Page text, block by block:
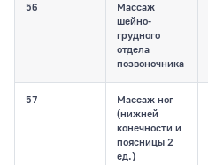
56
Массаж
шейно-
грудного
отдела
позвоночника
57
Массаж ног
(нижней
конечности и
поясницы 2
ед.)